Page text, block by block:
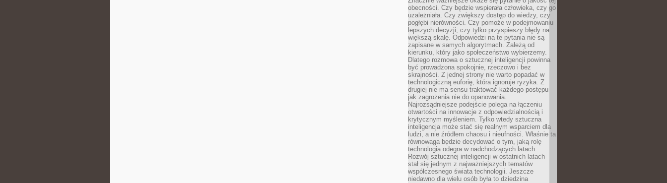
obecności. Czy będzie wspierała człowieka, czy go
uzależniała. Czy zwiększy dostęp do wiedzy, czy
pogłębi nierówności. Czy pomoże w podejmowaniu
lepszych decyzji, czy tylko przyspieszy błędy na
większą skalę. Odpowiedzi na te pytania nie są
zapisane w samych algorytmach. Zależą od
kierunku, który jako społeczeństwo wybierzemy.
Dlatego rozmowa o sztucznej inteligencji powinna
być prowadzona spokojnie, rzeczowo i bez
skrajności. Z jednej strony nie warto popadać w
technologiczną euforię, która ignoruje ryzyka. Z
drugiej nie ma sensu traktować każdego postępu
jak zagrożenia nie do opanowania.
Najrozsądniejsze podejście polega na łączeniu
otwartości na innowacje z odpowiedzialnością i
krytycznym myśleniem. Tylko wtedy sztuczna
inteligencja może stać się realnym wsparciem dla
ludzi, a nie źródłem chaosu i nieufności. Właśnie ta
równowaga będzie decydować o tym, jaką rolę
technologia odegra w nadchodzących latach.
Rozwój sztucznej inteligencji w ostatnich latach
stał się jednym z najważniejszych tematów
współczesnego świata technologii. Jeszcze
niedawno dla wielu osób była to dziedzina